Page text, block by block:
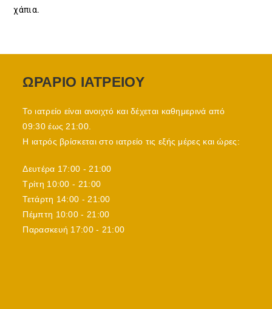
χάπια.
ΩΡΑΡΙΟ ΙΑΤΡΕΙΟΥ
Το ιατρείο είναι ανοιχτό και δέχεται καθημερινά από
09:30 έως 21:00.
Η ιατρός βρίσκεται στο ιατρείο τις εξής μέρες και ώρες:
Δευτέρα 17:00 - 21:00
Τρίτη 10:00 - 21:00
Τετάρτη 14:00 - 21:00
Πέμπτη 10:00 - 21:00
Παρασκευή 17:00 - 21:00